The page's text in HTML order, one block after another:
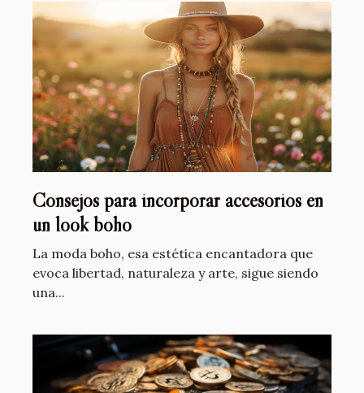
Consejos para incorporar accesorios en
un look boho
La moda boho, esa estética encantadora que
evoca libertad, naturaleza y arte, sigue siendo
una...